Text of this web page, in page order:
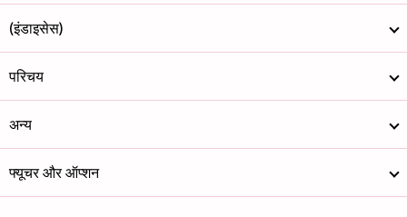
(इंडाइसेस)
परिचय
अन्य
फ्यूचर और ऑप्शन